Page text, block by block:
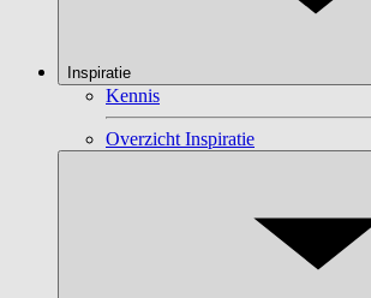
Inspiratie
Kennis
Overzicht Inspiratie